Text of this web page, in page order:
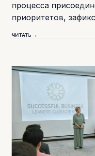
процесса
приоритетов,
ЧИТАТЬ →